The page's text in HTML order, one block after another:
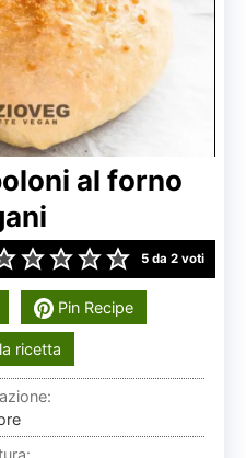
al forno
5da 2voti
Pin Recipe
ricetta